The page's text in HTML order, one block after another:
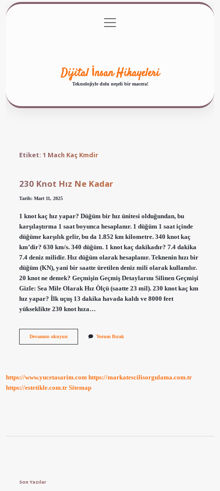
Gizlilik Politikası
menüyü
aç
Dijital İnsan Hikayeleri
Teknolojiyle dolu neşeli bir macera!
Etiket: 1 Mach Kaç Kmdir
230 Knot Hız Ne Kadar
Tarih: Mart 11, 2025
1 knot kaç hız yapar? Düğüm bir hız ünitesi olduğundan, bu
karşılaştırma 1 saat boyunca hesaplanır. 1 düğüm 1 saat içinde
düğüme karşılık gelir, bu da 1.852 km kilometre. 340 knot kaç
km’dir? 630 km/s. 340 düğüm. 1 knot kaç dakikadır? 7.4 dakika
7.4 deniz milidir. Hız düğüm olarak hesaplanır. Teknenin hızı bir
düğüm (KN), yani bir saatte üretilen deniz mili olarak kullanılır.
20 knot ne demek? Geçmişin Geçmiş Detaylarını Silinen Geçmişi
Gizle: Sea Mile Olarak Hız Ölçü (saatte 23 mil). 230 knot kaç km
hız yapar? İlk uçuş 13 dakika havada kaldı ve 8000 feet
yükseklikte 230 knot hıza…
Devamını okuyun230
Yorum Bırak
https://www.yucetasarim.com https://markatescilisorgulama.com.tr
https://estetikle.com.tr Sitemap
Son Yazılar